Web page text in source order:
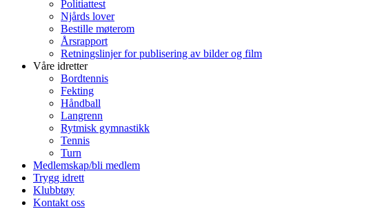
Politiattest
Njårds lover
Bestille møterom
Årsrapport
Retningslinjer for publisering av bilder og film
Våre idretter
Bordtennis
Fekting
Håndball
Langrenn
Rytmisk gymnastikk
Tennis
Turn
Medlemskap/bli medlem
Trygg idrett
Klubbtøy
Kontakt oss